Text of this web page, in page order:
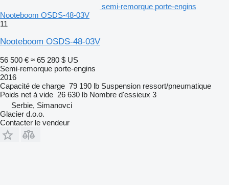
semi-remorque porte-engins
Nooteboom OSDS-48-03V
11
Nooteboom OSDS-48-03V
56 500 € ≈ 65 280 $ US
Semi-remorque porte-engins
2016
Capacité de charge 79 190 lb Suspension ressort/pneumatique
Poids net à vide 26 630 lb Nombre d'essieux 3
Serbie, Simanovci
Glacier d.o.o.
Contacter le vendeur